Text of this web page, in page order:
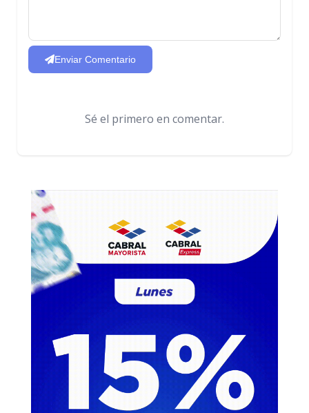
Enviar Comentario
Sé el primero en comentar.